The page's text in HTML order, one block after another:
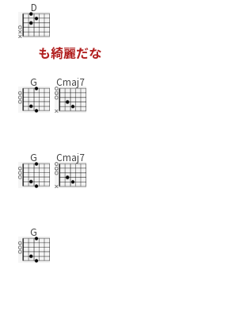
D
も綺麗だな
G Cmaj7
G Cmaj7
G